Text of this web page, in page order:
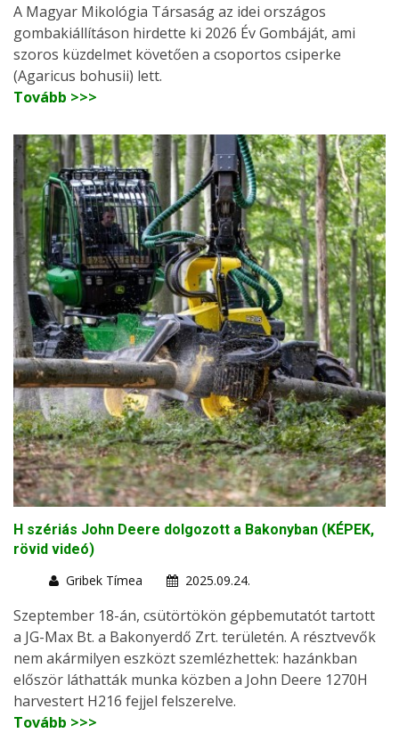
A Magyar Mikológia Társaság az idei országos
gombakiállításon hirdette ki 2026 Év Gombáját, ami
szoros küzdelmet követően a csoportos csiperke
(Agaricus bohusii) lett.
Tovább >>>
H szériás John Deere dolgozott a Bakonyban (KÉPEK,
rövid videó)
Gribek Tímea
2025.09.24.
Szeptember 18-án, csütörtökön gépbemutatót tartott
a JG-Max Bt. a Bakonyerdő Zrt. területén. A résztvevők
nem akármilyen eszközt szemlézhettek: hazánkban
először láthatták munka közben a John Deere 1270H
harvestert H216 fejjel felszerelve.
Tovább >>>